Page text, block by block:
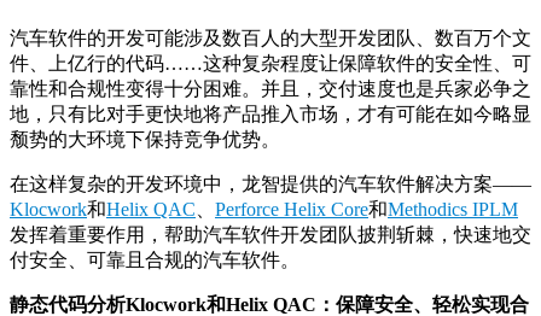
汽车软件的开发可能涉及数百人的大型开发团队、数百万个文
件、上亿行的代码……这种复杂程度让保障软件的安全性、可
靠性和合规性变得十分困难。并且，交付速度也是兵家必争之
地，只有比对手更快地将产品推入市场，才有可能在如今略显
颓势的大环境下保持竞争优势。
在这样复杂的开发环境中，龙智提供的汽车软件解决方案——
Klocwork和Helix QAC Perforce Helix Core和Methodics IPLM
发挥着重要作用，帮助汽车软件开发团队披荆斩棘，快速地交
付安全、可靠且合规的汽车软件。
静态代码分析Klocwork和Helix QAC：保障安全、轻松实现合